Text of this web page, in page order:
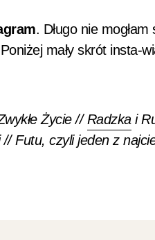
. Długo nie
mały skrót insta-
Życie //Radzkai
Futu, czyli jeden z